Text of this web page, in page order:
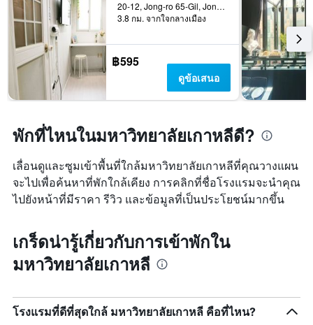
20-12, Jong-ro 65-Gil, Jongno-gu, โซล, เกาหลีใต้
3.8 กม. จากใจกลางเมือง
฿595
ดูข้อเสนอ
พักที่ไหนในมหาวิทยาลัยเกาหลีดี?
เลื่อนดูและซูมเข้าพื้นที่ใกล้มหาวิทยาลัยเกาหลีที่คุณวางแผน
จะไปเพื่อค้นหาที่พักใกล้เคียง การคลิกที่ชื่อโรงแรมจะนำคุณ
ไปยังหน้าที่มีราคา รีวิว และข้อมูลที่เป็นประโยชน์มากขึ้น
เกร็ดน่ารู้เกี่ยวกับการเข้าพักใน
มหาวิทยาลัยเกาหลี
โรงแรมที่ดีที่สุดใกล้ มหาวิทยาลัยเกาหลี คือที่ไหน?